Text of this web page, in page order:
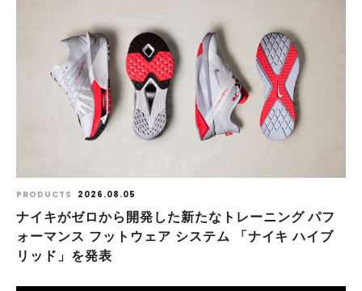
PRODUCTS 2026.08.05
ナイキがゼロから開発した新たなトレーニング パフ
ォーマンス フットウェア システム 「ナイキ ハイブ
リッド」を発表